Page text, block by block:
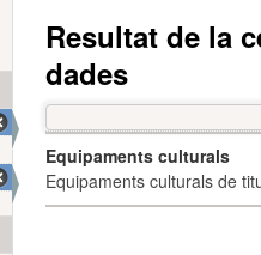
Resultat de la
dades
Equipaments culturals
Equipaments culturals de